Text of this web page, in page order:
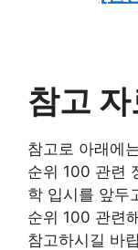
참고
참고로 아래에
순위 100 관련
학 입시를 앞두
순위 100 관련
참고하시길 바